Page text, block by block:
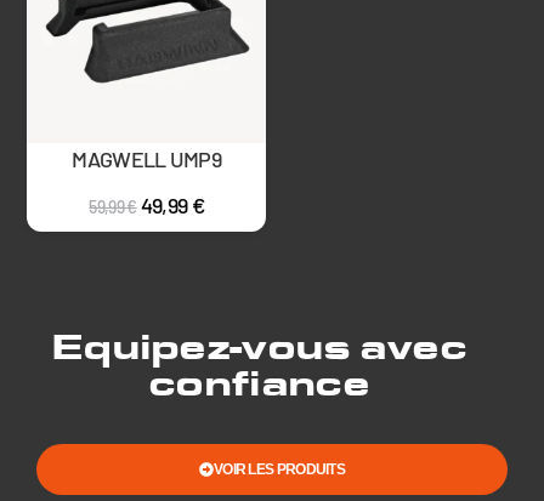
MAGWELL UMP9
59,99€ 49,99€
Equipez-vous avec
confiance
VOIR LES PRODUITS